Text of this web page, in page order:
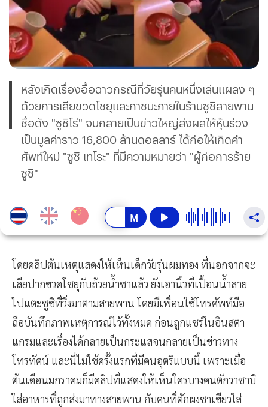
หลังเกิดเรื่องอื้อฉาวกรณีที่วัยรุ่นคนหนึ่งเล่นแผลง ๆ
ด้วยการเลียขวดโชยุและภาชนะภายในร้านซูชิสายพาน
ชื่อดัง "ซูชิโร่" จนกลายเป็นข่าวใหญ่ส่งผลให้หุ้นร่วง
เป็นมูลค่าราว 16,800 ล้านดอลลาร์ ได้ก่อให้เกิดคำ
ศัพท์ใหม่ "ซูชิ เทโระ" ที่มีความหมายว่า "ผู้ก่อการร้าย
ซูชิ"
โดยคลิปต้นเหตุแสดงให้เห็นเด็กวัยรุ่นผมทอง ที่นอกจากจะ
เลียปากขวดโชยุกับถ้วยน้ำชาแล้ว ยังเอานิ้วที่เปื้อนน้ำลาย
ไปแตะซูชิที่วิ่งมาตามสายพาน โดยมีเพื่อนใช้โทรศัพท์มือ
ถือบันทึกภาพเหตุการณ์ไว้ทั้งหมด ก่อนถูกแชร์ในอินสตา
แกรมและเรื่องได้กลายเป็นกระแสจนกลายเป็นข่าวทาง
โทรทัศน์ และนี่ไม่ใช้ครั้งแรกที่มีคนอุตริแบบนี้ เพราะเมื่อ
ต้นเดือนมกราคมก็มีคลิปที่แสดงให้เห็นใครบางคนตักวาซาบิ
ใส่อาหารที่ถูกส่งมาทางสายพาน กับคนที่ตักผงชาเขียวใส่